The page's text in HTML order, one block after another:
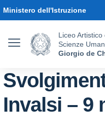
Ministero dell'Istruzione
Liceo Artistico
Scienze
Giorgio de
Invalsi – 9